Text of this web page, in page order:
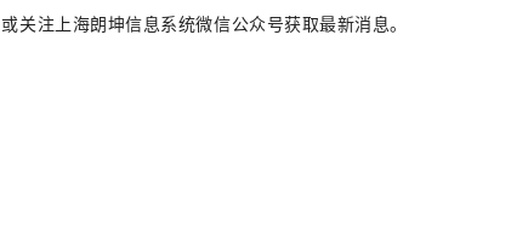
注上海朗坤信息系统微信公众号获取最新消息。